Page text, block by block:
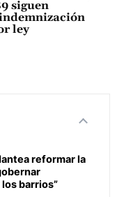
siguen
ley
reformar la
barrios”